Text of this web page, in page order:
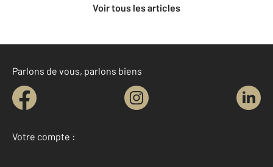
Voir tous les articles
Parlons de vous, parlons biens
Votre compte :
Accéder à mon compte